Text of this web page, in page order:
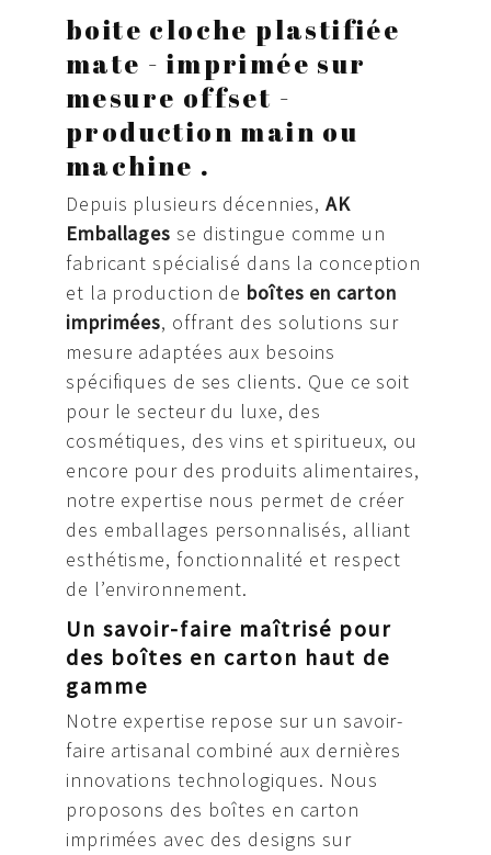
boite cloche plastifiée
mate - imprimée sur
mesure offset -
production main ou
machine .
Depuis plusieurs décennies,AK
Emballages se distingue comme un
fabricant spécialisé dans la conception
et la production de boîtes en carton
imprimées, offrant des solutions sur
mesure adaptées aux besoins
spécifiques de ses clients. Que ce soit
pour le secteur du luxe, des
cosmétiques, des vins et spiritueux, ou
encore pour des produits alimentaires,
notre expertise nous permet de créer
des emballages personnalisés, alliant
esthétisme, fonctionnalité et respect
de l’environnement.
Un savoir-faire maîtrisé pour
des boîtes en carton haut de
gamme
Notre expertise repose sur un savoir-
faire artisanal combiné aux dernières
innovations technologiques. Nous
proposons des boîtes en carton
imprimées avec des designs sur